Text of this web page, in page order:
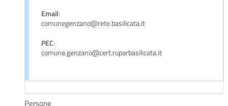
Email:
comunegenzano@rete.basilicata.it
PEC:
comune.genzano@cert.ruparbasilicata.it
Persone